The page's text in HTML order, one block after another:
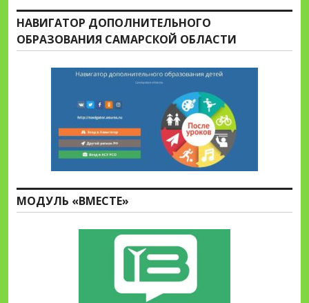
НАВИГАТОР ДОПОЛНИТЕЛЬНОГО
ОБРАЗОВАНИЯ САМАРСКОЙ ОБЛАСТИ
МОДУЛЬ «ВМЕСТЕ»